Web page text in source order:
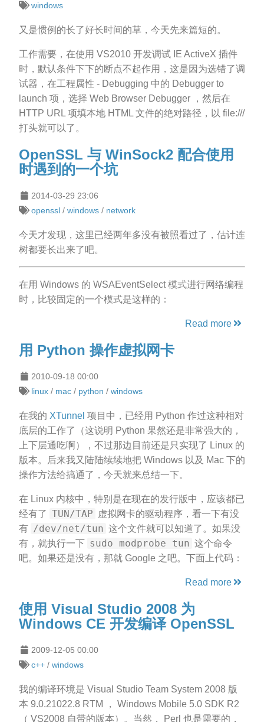
windows
又是惯例的长了好长时间的草，今天先来篇短的。
工作需要，在使用 VS2010 开发调试 IE ActiveX 插件
时，默认条件下下的断点不起作用，这是因为选错了调
试器，在工程属性 - Debugging 中的 Debugger to
launch 项，选择 Web Browser Debugger ，然后在
HTTP URL 项填本地 HTML 文件的绝对路径，以 file:///
打头就可以了。
OpenSSL 与 WinSock2 配合使用
时遇到的一个坑
2014-03-29 23:06
openssl/ windows/ network
今天才发现，这里已经两年多没有被照看过了，估计连
树都要长出来了吧。
在用 Windows 的 WSAEventSelect 模式进行网络编程
时，比较固定的一个模式是这样的：
Read more
用 Python 操作虚拟网卡
2010-09-18 00:00
linux/ mac/ python / windows
在我的 XTunnel 项目中，已经用 Python 作过这种相对
底层的工作了（这说明 Python 果然还是非常强大的，
上下层通吃啊），不过那边目前还是只实现了 Linux 的
版本。后来我又陆陆续续地把 Windows 以及 Mac 下的
操作方法给搞通了，今天就来总结一下。
在 Linux 内核中，特别是在现在的发行版中，应该都已
经有了 TUN/TAP
虚拟网卡的驱动程序，看一下有没
有 /dev/net/tun 这个文件就可以知道了。如果没
有，就执行一下 sudo modprobe tun 这个命令
吧。如果还是没有，那就 Google 之吧。下面上代码：
Read more
使用 Visual Studio 2008 为
Windows CE 开发编译 OpenSSL
2009-12-05 00:00
c++/ windows
我的编译环境是 Visual Studio Team System 2008 版
本 9.0.21022.8 RTM ， Windows Mobile 5.0 SDK R2
（ VS2008 自带的版本）。当然， Perl 也是需要的，